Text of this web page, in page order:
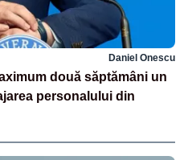
Daniel Onescu
două săptămâni un
personalului din